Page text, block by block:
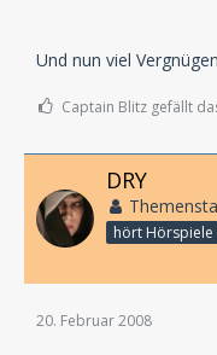
Und nun viel
Captain Blitz gefällt
DRY
20. Februar 2008